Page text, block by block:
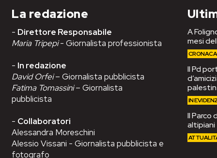
La redazione
- Direttore Responsabile
Maria Tripepi- Giornalista professionista
- In redazione
David Orfei– Giornalista pubblicista
Fatima Tomassini– Giornalista
pubblicista
- Collaboratori
Alessandra Moreschini
Alessio Vissani - Giornalista pubblicista e
fotografo
A
mesi
CRONACA
Il Pd
IN
Il Parco
altipiani